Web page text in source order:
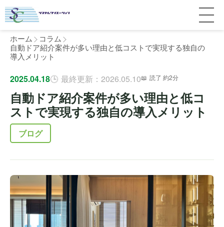
サービス紹介
料金
補助金
個人宅
マンション
ホテル
工場・倉庫
全国対応について
千葉
施工事例
お客様の声
完全ガイド
製品比較
個人のお客様へ
ホーム
コラム
自動ドア紹介案件が多い理由と低コストで実現する独自の
導入メリット
2025.04.18 最終更新：2026.05.10 読了 約2分
自動ドア紹介案件が多い理由と低コ
ストで実現する独自の導入メリット
ブログ